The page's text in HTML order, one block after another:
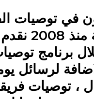
في توصيات
اليومية
برنامج
لرسائل
، توصيات